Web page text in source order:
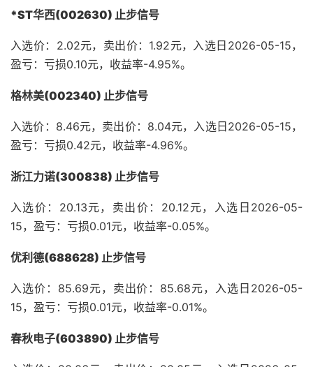
*ST华西(002630) 止步信号
入选价：2.02元，卖出价：1.92元，入选日2026-05-15，
盈亏：亏损0.10元，收益率-4.95%。
格林美(002340) 止步信号
入选价：8.46元，卖出价：8.04元，入选日2026-05-15，
盈亏：亏损0.42元，收益率-4.96%。
浙江力诺(300838) 止步信号
入选价：20.13元，卖出价：20.12元，入选日2026-05-
15，盈亏：亏损0.01元，收益率-0.05%。
优利德(688628) 止步信号
入选价：85.69元，卖出价：85.68元，入选日2026-05-
15，盈亏：亏损0.01元，收益率-0.01%。
春秋电子(603890) 止步信号